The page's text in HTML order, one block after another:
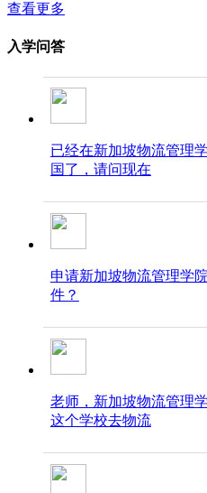
查看更多
入学问答
已经在新加坡物流管理
国了，请问现在
申请新加坡物流管理学
件？
老师，新加坡物流管理
这个学校去物流